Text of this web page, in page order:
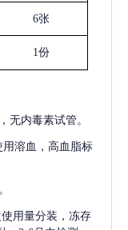
6张
1份
无内毒素试管。
用溶血，高血脂标
用量分装，冻存